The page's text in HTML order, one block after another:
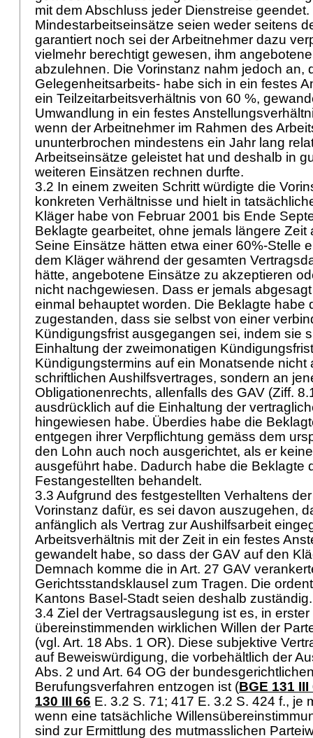
mit dem Abschluss jeder Dienstreise
Mindestarbeitseinsätze seien weder seitens
garantiert noch sei der Arbeitnehmer dazu
vielmehr berechtigt gewesen, ihm
abzulehnen. Die Vorinstanz nahm jedoch an,
Gelegenheitsarbeits- habe sich in ein festes
ein Teilzeitarbeitsverhältnis von 60 %,
Umwandlung in ein festes
wenn der Arbeitnehmer im Rahmen des
ununterbrochen mindestens ein Jahr lang
Arbeitseinsätze geleistet hat und deshalb in
weiteren Einsätzen rechnen durfte.
3.2 In einem zweiten Schritt würdigte die
konkreten Verhältnisse und hielt in
Kläger habe von Februar 2001 bis Ende
Beklagte gearbeitet, ohne jemals längere
Seine Einsätze hätten etwa einer 60%-Stelle
dem Kläger während der gesamten
hätte, angebotene Einsätze zu akzeptieren
nicht nachgewiesen. Dass er jemals
einmal behauptet worden. Die Beklagte habe
zugestanden, dass sie selbst von einer
Kündigungsfrist ausgegangen sei, indem sie
Einhaltung der zweimonatigen
Kündigungstermins auf ein Monatsende nicht
schriftlichen Aushilfsvertrages, sondern an
Obligationenrechts, allenfalls des GAV (Ziff.
ausdrücklich auf die Einhaltung der
hingewiesen habe. Überdies habe die
entgegen ihrer Verpflichtung gemäss dem
den Lohn auch noch ausgerichtet, als er
ausgeführt habe. Dadurch habe die Beklagte
Festangestellten behandelt.
3.3 Aufgrund des festgestellten Verhaltens
Vorinstanz dafür, es sei davon auszugehen,
anfänglich als Vertrag zur Aushilfsarbeit
Arbeitsverhältnis mit der Zeit in ein festes
gewandelt habe, so dass der GAV auf den
Demnach komme die in Art. 27 GAV
Gerichtsstandsklausel zum Tragen. Die
Kantons Basel-Stadt seien deshalb
3.4 Ziel der Vertragsauslegung ist es, in
übereinstimmenden wirklichen Willen der
(vgl. Art. 18 Abs. 1 OR). Diese subjektive
auf Beweiswürdigung, die vorbehältlich der
Abs. 2 und Art. 64 OG der
Berufungsverfahren entzogen ist (BGE 131 III
130 III 66 E. 3.2 S. 71; 417 E. 3.2 S. 424 f., je
wenn eine tatsächliche
sind zur Ermittlung des mutmasslichen